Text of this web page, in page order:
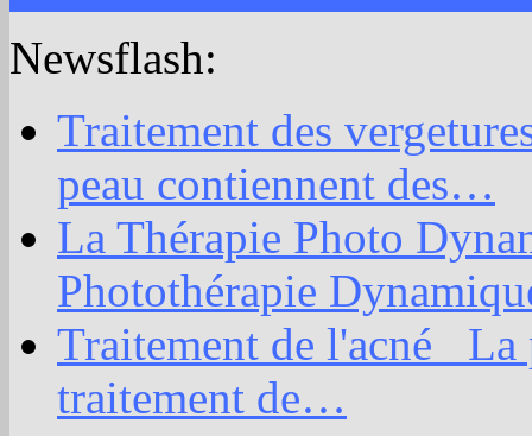
Newsflash:
Traitement des
peau contiennent des…
La Thérapie Photo
Photothérapie
Traitement de l'acné La
traitement de…